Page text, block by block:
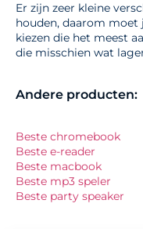
Er zijn zeer kleine
houden, daarom moet
kiezen die het meest
die misschien wat
Andere producten:
Beste chromebook
Beste e-reader
Beste macbook
Beste mp3 speler
Beste party speaker